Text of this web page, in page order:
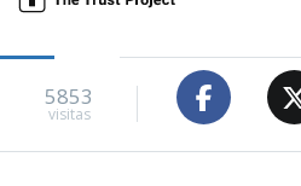
5853
visitas